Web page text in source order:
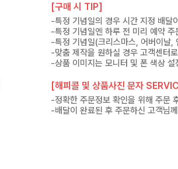
[구매 시 TIP]
-특정 기념일의 경우 시간 지정 배달
-특정 기념일엔 하루 전 미리 예약 주
-특정 기념일(크리스마스, 어버이날,
-맞춤 제작을 원하실 경우 고객센터
-상품 이미지는 모니터 및 폰 색상
[해피콜 및 상품사진 문자
-정확한 주문정보 확인을 위해 주문
-배달이 완료된 후 주문하신 고객님